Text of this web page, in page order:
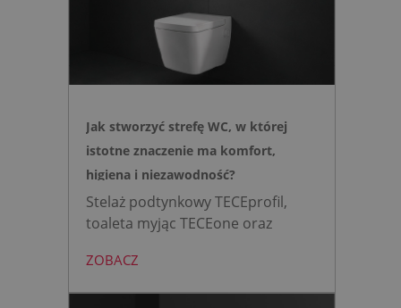
Jak stworzyć strefę WC, w której
istotne znaczenie ma komfort,
higiena i niezawodność?
Stelaż podtynkowy TECEprofil,
toaleta myjąc TECEone oraz
mini to zestaw, który warto
wybrać, gdy zależy nam na
ZOBACZ